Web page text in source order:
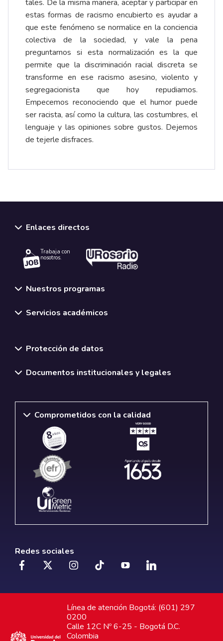
tales. De la misma manera, aceptar y participar en
estas formas de racismo encubierto es ayudar a
que este fenómeno se normalice en la conciencia
colectiva de la sociedad, y vale la pena
preguntarnos si esta normalización es la que
permite que la discriminación racial discreta se
transforme en ese racismo asesino, violento y
segregacionista que hoy repudiamos.
Empecemos reconociendo que el humor puede
ser racista, así como la cultura, las costumbres, el
lenguaje y las opiniones sobre gustos. Dejemos
de tejerle disfraces.
Enlaces directos
Trabaja con
nosotros.
Nuestros programas
Servicios académicos
Protección de datos
Documentos institucionales y legales
Comprometidos con la calidad
Redes sociales
Línea de atención Bogotá: (601) 297
0200
Calle 12C Nº 6-25 - Bogotá D.C.
Colombia